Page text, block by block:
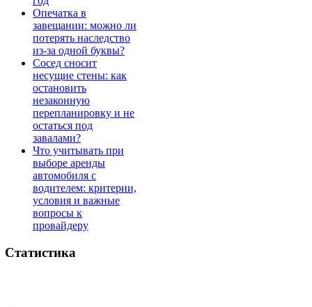
Опечатка в
завещании: можно ли
потерять наследство
из-за одной буквы?
Сосед сносит
несущие стены: как
остановить
незаконную
перепланировку и не
остаться под
завалами?
Что учитывать при
выборе аренды
автомобиля с
водителем: критерии,
условия и важные
вопросы к
провайдеру
Статистика